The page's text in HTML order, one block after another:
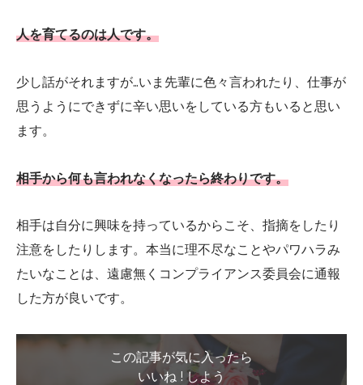
人を育てるのは人です。
少し話がそれますが…いま先輩に色々言われたり、仕事が
思うようにできずに辛い思いをしている方もいると思い
ます。
相手から何も言われなくなったら終わりです。
相手は自分に興味を持っているからこそ、指摘をしたり
注意をしたりします。本当に理不尽なことやパワハラみ
たいなことは、遠慮無くコンプライアンス委員会に通報
した方が良いです。
この記事が気に入ったら
いいね ! しよう